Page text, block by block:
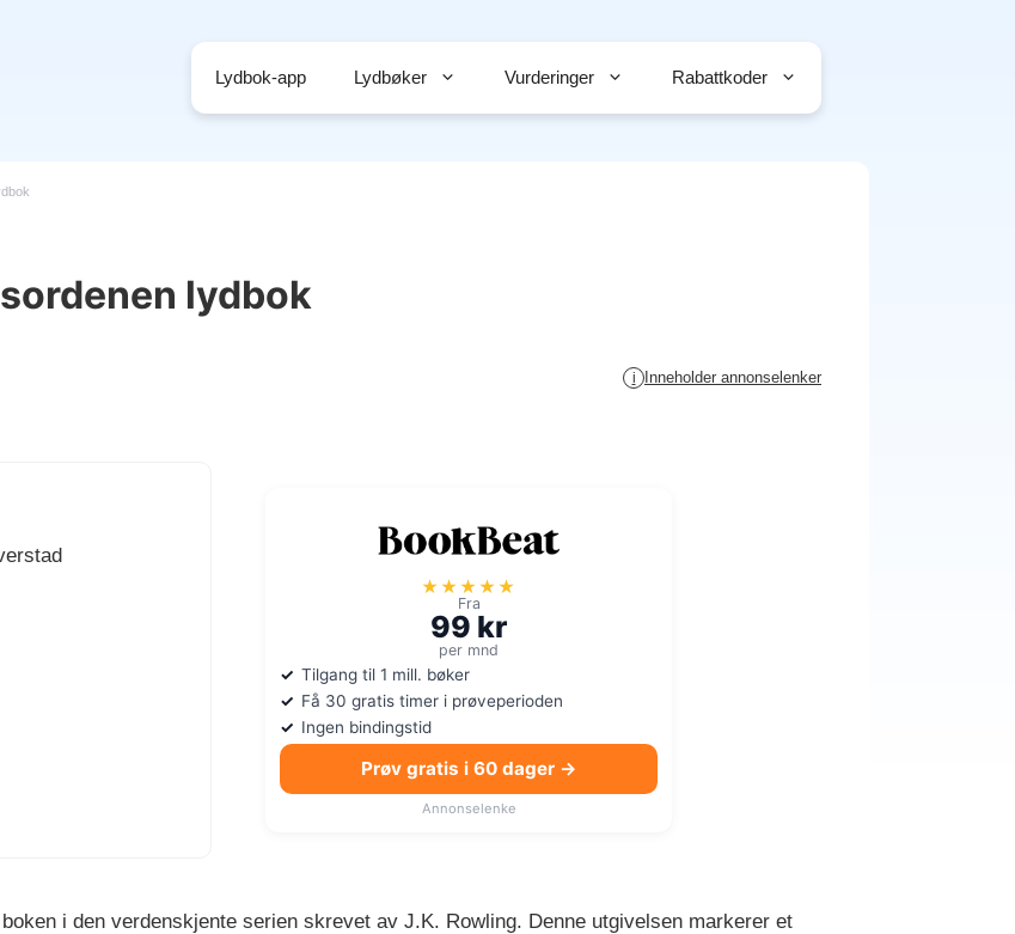
Lydbok-app Lydbøker Vurderinger Rabattkoder
lydbok
i Inneholder annonselenker
★★★★★
Fra
99 kr
per mnd
Tilgang til 1 mill. bøker
Få 30 gratis timer i prøveperioden
Ingen bindingstid
Prøv gratis i 60 dager →
Annonselenke
i den verdenskjente serien skrevet av J.K. Rowling. Denne utgivelsen markerer et